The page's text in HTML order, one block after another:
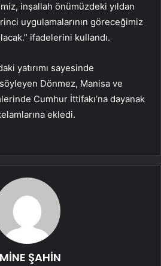
inşallah önümüzdeki yıldan
uygulamalarının göreceğimiz
ifadelerini kullandı.
yatırımı sayesinde
söyleyen Dönmez, Manisa ve
Cumhur İttifakı’na dayanak
ekledi.
ŞAHİN